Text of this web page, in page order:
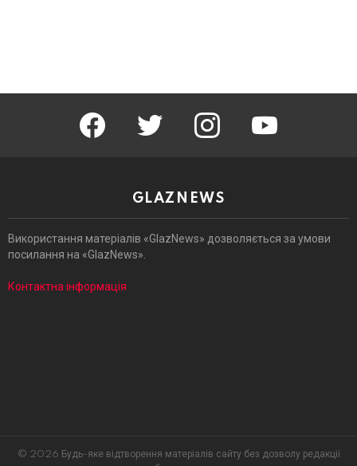
facebook twitter instagram
GLAZNEWS
Використання матеріалів «GlazNews» дозволяється за умови
посилання на «GlazNews».
Контактна інформація
© 2026 Будь-яке відтворення матеріалів сайту без дозволу редакції